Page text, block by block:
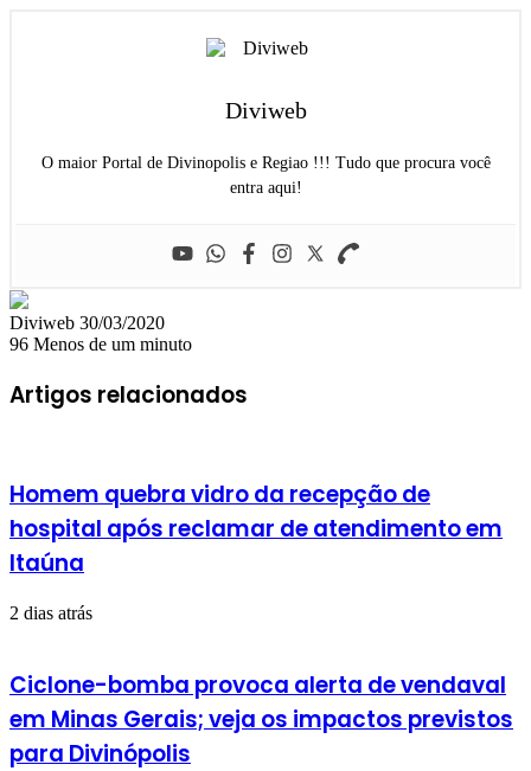
Diviweb
O maior Portal de Divinopolis e Regiao !!! Tudo que procura você
entra aqui!
Diviweb Mande
um
mail
30/03/2020
96 Menos de um minuto
Artigos relacionados
Homem quebra vidro da recepção de
hospital após reclamar de atendimento em
Itaúna
2 dias atrás
Ciclone-bomba provoca alerta de vendaval
em Minas Gerais; veja os impactos previstos
para Divinópolis